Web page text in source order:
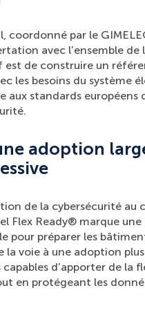
coordonné par le
avec l’ensemble de
est de construire un
les besoins du système
aux standards européens
adoption
de la cybersécurité au
Flex Ready® marque une
pour préparer les
la voie à une adoption
d’apporter de la
en protégeant les